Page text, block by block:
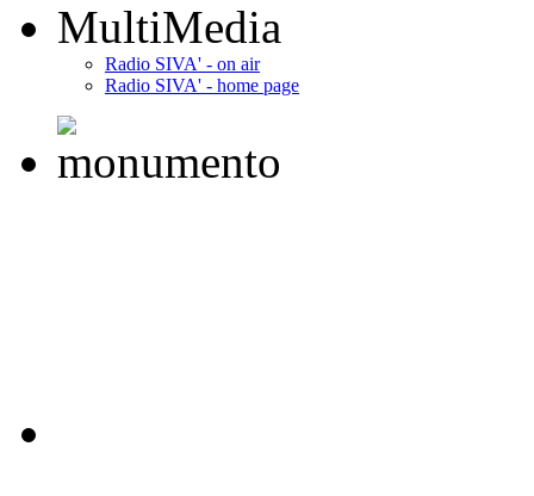
MultiMedia
Radio SIVA' - on air
Radio SIVA' - home page